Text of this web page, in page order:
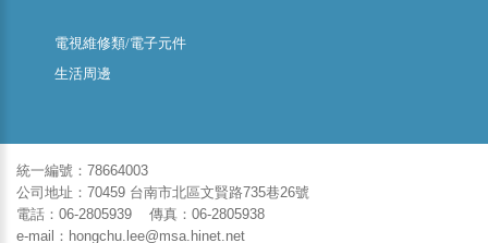
電視維修類/電子元件
生活周邊
統一編號：78664003
公司地址：70459 台南市北區文賢路735巷26號
電話：06-2805939 傳真：06-2805938
e-mail：hongchu.lee@msa.hinet.net